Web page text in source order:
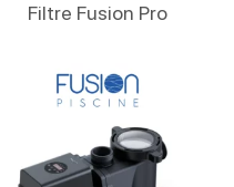
Filtre Fusion Pro